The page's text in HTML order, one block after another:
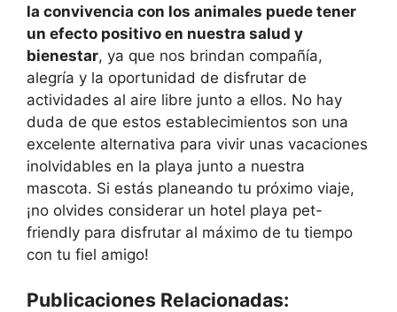
la convivencia con los animales puede tener
un efecto positivo en nuestra salud y
bienestar, ya que nos brindan compañía,
alegría y la oportunidad de disfrutar de
actividades al aire libre junto a ellos. No hay
duda de que estos establecimientos son una
excelente alternativa para vivir unas vacaciones
inolvidables en la playa junto a nuestra
mascota. Si estás planeando tu próximo viaje,
¡no olvides considerar un hotel playa pet-
friendly para disfrutar al máximo de tu tiempo
con tu fiel amigo!
Publicaciones Relacionadas: